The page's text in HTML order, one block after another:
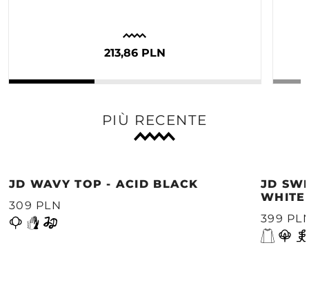
213,86 PLN
PIÙ RECENTE
JD WAVY TOP - ACID BLACK
309 PLN
JD
WHITE
399